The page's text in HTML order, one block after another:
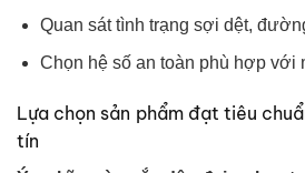
Quan sát tình trạng sợi dệt,
Chọn hệ số an toàn phù hợp với
Lựa chọn sản phẩm đạt tiêu
tín